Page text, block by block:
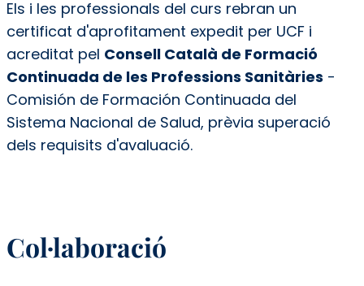
Els i les professionals del curs rebran un
certificat d'aprofitament expedit per UCF i
acreditat pel Consell Català de Formació
Continuada de les Professions Sanitàries -
Comisión de Formación Continuada del
Sistema Nacional de Salud, prèvia superació
dels requisits d'avaluació.
Col·laboració